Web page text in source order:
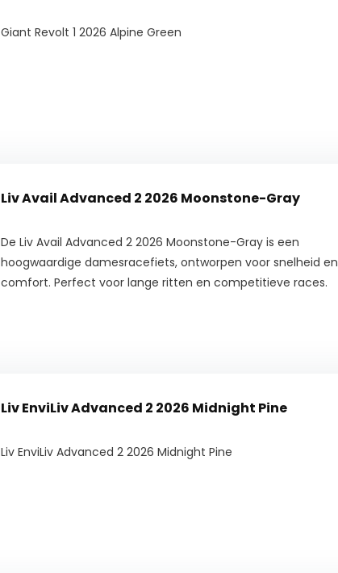
Giant Revolt 1 2026 Alpine Green
Liv Avail Advanced 2 2026 Moonstone-Gray
De Liv Avail Advanced 2 2026 Moonstone-Gray is een
hoogwaardige damesracefiets, ontworpen voor snelheid en
comfort. Perfect voor lange ritten en competitieve races.
Liv EnviLiv Advanced 2 2026 Midnight Pine
Liv EnviLiv Advanced 2 2026 Midnight Pine